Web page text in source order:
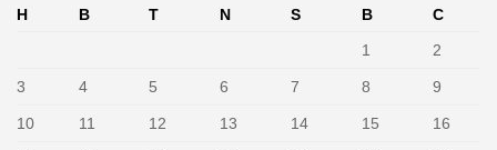
H B T N S B
C
1
2
3 4 5 6 7 8 9
10 11 12 13 14 15 16